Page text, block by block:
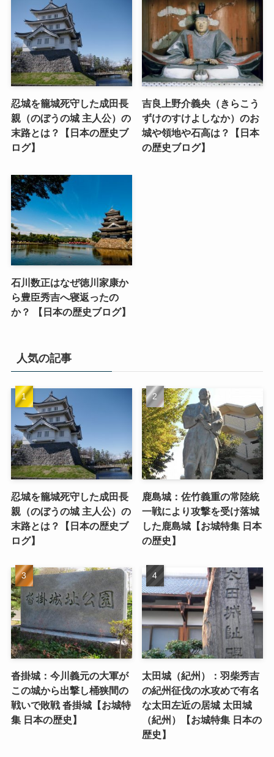
忍城を籠城死守した成田長
親（のぼうの城 主人公）の
末路とは？【日本の歴史ブ
ログ】
吉良上野介義央（きらこう
ずけのすけよしなか）のお
城や領地や石高は？【日本
の歴史ブログ】
石川数正はなぜ徳川家康か
ら豊臣秀吉へ寝返ったの
か？ 【日本の歴史ブログ】
人気の記事
忍城を籠城死守した成田長
親（のぼうの城 主人公）の
末路とは？【日本の歴史ブ
ログ】
鹿島城：佐竹義重の常陸統
一戦により攻撃を受け落城
した鹿島城【お城特集 日本
の歴史】
沓掛城：今川義元の大軍が
この城から出撃し桶狭間の
戦いで敗戦 沓掛城【お城特
集 日本の歴史】
太田城（紀州）：羽柴秀吉
の紀州征伐の水攻めで有名
な太田左近の居城 太田城
（紀州）【お城特集 日本の
歴史】